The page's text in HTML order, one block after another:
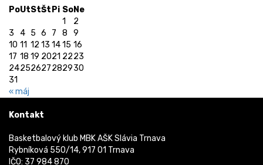
PoUtStŠt Pi SoNe
« máj
1
2
3
4 5 6 7 8
9
10 11 12 13 1415 16
17 18 19 2021 2223
24252627282930
31
Kontakt
Basketbalový klub MBK AŠK Slávia Trnava
Rybníková 550/14, 917 01 Trnava
IČO: 37 984 870